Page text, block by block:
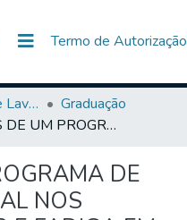
(current) Termo de Autorização
Centro Universitário de Lavras-UNILAVRAS
Graduação
EFEITOS DE UM PROGRAMA DE GINÁSTICA LABORAL NOS SINTOMAS DE DOR E FADIGA EM TRABALHADORES DE UMA INDÚSTRIA MINERADORA
DE
NOS